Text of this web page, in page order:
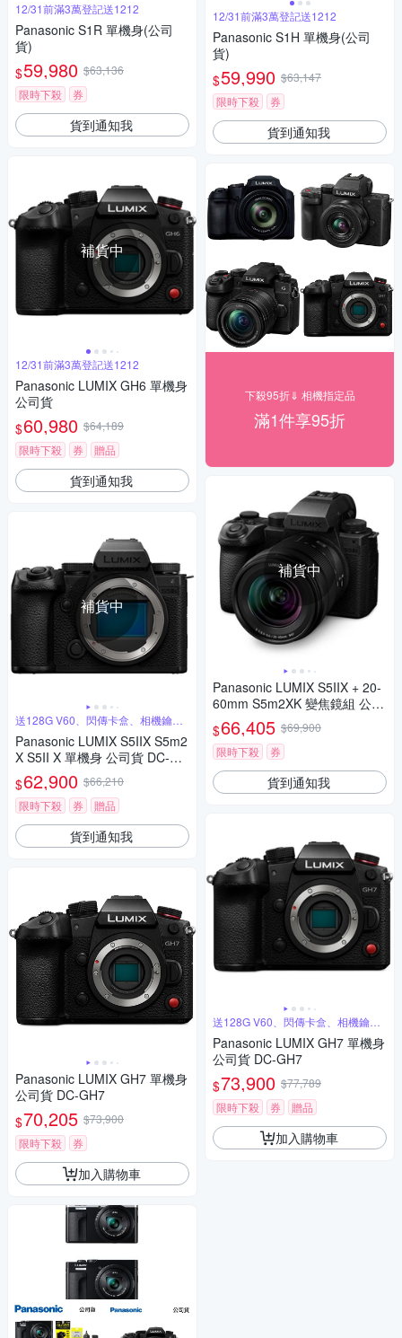
12/31前滿3萬登記送1212
Panasonic S1R 單機身(公司
貨)
$59,980 $63,136
限時下殺
券
貨到通知我
補貨中
12/31前滿3萬登記送1212
Panasonic LUMIX GH6 單機身
公司貨
$60,980 $64,189
限時下殺
券 贈品
貨到通知我
補貨中
送128G V60、閃傳卡盒、相機鑰匙
圈
Panasonic LUMIX S5IIX S5m2
X S5II X 單機身 公司貨 DC-S5
M2X
$62,900 $66,210
限時下殺
券 贈品
貨到通知我
Panasonic LUMIX GH7 單機身
公司貨 DC-GH7
$70,205 $73,900
限時下殺
券
加入購物車
12/31前滿3萬登記送1212
Panasonic S1H 單機身(公司
貨)
$59,990 $63,147
限時下殺
券
貨到通知我
下殺95折⇓ 相機指定品
滿1件享95折
補貨中
Panasonic LUMIX S5IIX + 20-
60mm S5m2XK 變焦鏡組 公司
貨 DC-S5M2XK
$66,405 $69,900
限時下殺
券
貨到通知我
送128G V60、閃傳卡盒、相機鑰匙
圈
Panasonic LUMIX GH7 單機身
公司貨 DC-GH7
$73,900 $77,789
限時下殺
券 贈品
加入購物車